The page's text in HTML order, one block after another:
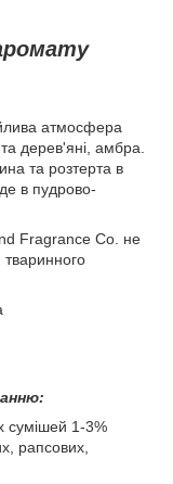
атмосфера
дерев'яні, амбра.
та розтерта в
в пудрово-
Fragrance Co. не
тваринного
сумішей 1-3%
рапсових,